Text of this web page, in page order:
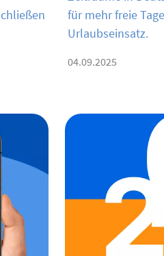
für mehr freie
Urlaubseinsatz.
04.09.2025